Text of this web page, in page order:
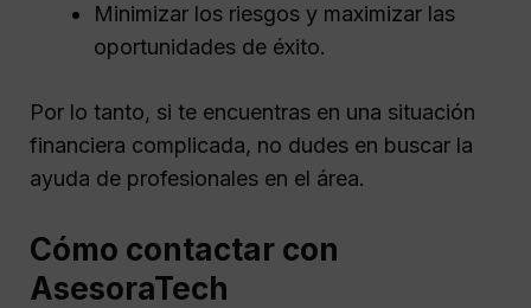
Minimizar los riesgos y maximizar las
oportunidades de éxito.
Por lo tanto, si te encuentras en una situación
financiera complicada, no dudes en buscar la
ayuda de profesionales en el área.
Cómo contactar con
AsesoraTech